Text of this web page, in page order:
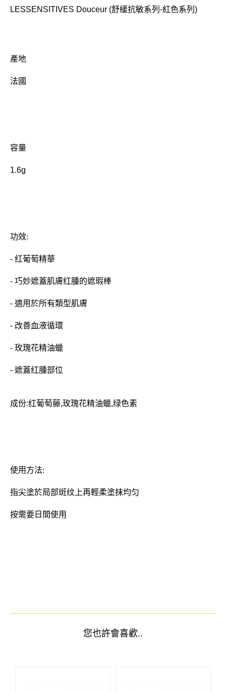
LESSENSITIVES Douceur (舒緩抗敏系列-紅色系列)
產地
法國
容量
1.6g
功效:
- 红葡萄精華
- 巧妙遮蓋肌膚红腫的遮瑕棒
- 適用於所有類型肌膚
- 改善血液循環
- 玫瑰花精油蠟
- 遮蓋红腫部位
成份:红葡萄藤,玫瑰花精油蠟,绿色素
使用方法:
指尖塗於局部斑纹上再輕柔塗抹均匀
按需要日間使用
您也許會喜歡..